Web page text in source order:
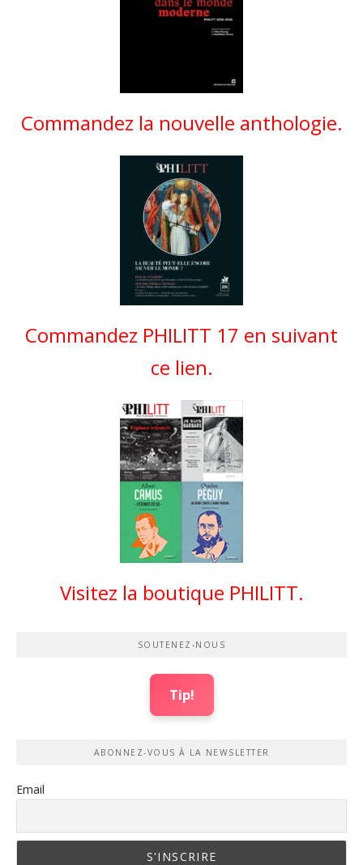
Commandez la nouvelle anthologie.
Commandez PHILITT 17 en suivant
ce lien.
Visitez la boutique PHILITT.
SOUTENEZ-NOUS
Tip!
ABONNEZ-VOUS À LA NEWSLETTER
Email